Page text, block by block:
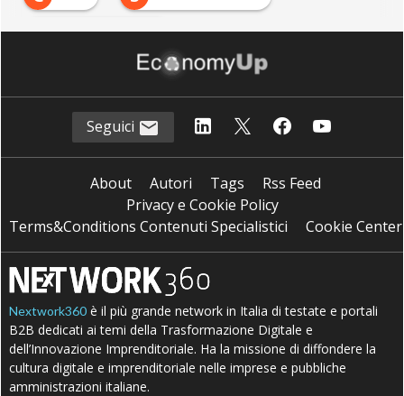
T telecomunicazioni
Seguici
About Autori Tags
Rss Feed
Privacy e Cookie Policy
Terms&Conditions Contenuti Specialistici
Cookie Center
Nextwork360 è il più grande network in Italia di testate e portali
B2B dedicati ai temi della Trasformazione Digitale e
dell’Innovazione Imprenditoriale. Ha la missione di diffondere la
cultura digitale e imprenditoriale nelle imprese e pubbliche
amministrazioni italiane.